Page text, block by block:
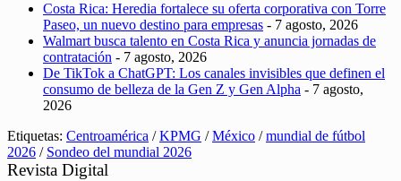
Costa Rica: Heredia fortalece su oferta corporativa con Torre
Paseo, un nuevo destino para empresas - 7 agosto, 2026
Walmart busca talento en Costa Rica y anuncia jornadas de
contratación - 7 agosto, 2026
De TikTok a ChatGPT: Los canales invisibles que definen el
consumo de belleza de la Gen Z y Gen Alpha - 7 agosto,
2026
Etiquetas: Centroamérica /KPMG /México /mundial de fútbol
2026 / Sondeo del mundial 2026
Revista Digital